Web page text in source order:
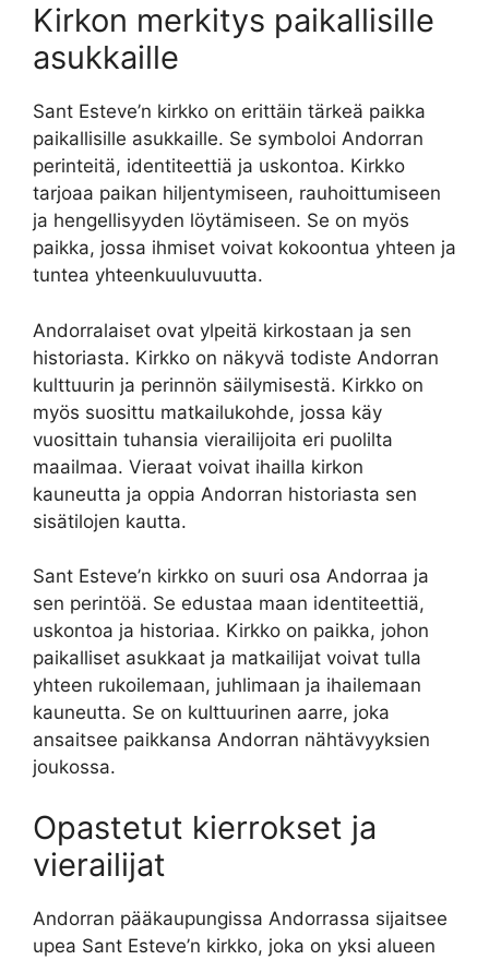
Kirkon merkitys paikallisille
asukkaille
Sant Esteve’n kirkko on erittäin tärkeä paikka
paikallisille asukkaille. Se symboloi Andorran
perinteitä, identiteettiä ja uskontoa. Kirkko
tarjoaa paikan hiljentymiseen, rauhoittumiseen
ja hengellisyyden löytämiseen. Se on myös
paikka, jossa ihmiset voivat kokoontua yhteen ja
tuntea yhteenkuuluvuutta.
Andorralaiset ovat ylpeitä kirkostaan ja sen
historiasta. Kirkko on näkyvä todiste Andorran
kulttuurin ja perinnön säilymisestä. Kirkko on
myös suosittu matkailukohde, jossa käy
vuosittain tuhansia vierailijoita eri puolilta
maailmaa. Vieraat voivat ihailla kirkon
kauneutta ja oppia Andorran historiasta sen
sisätilojen kautta.
Sant Esteve’n kirkko on suuri osa Andorraa ja
sen perintöä. Se edustaa maan identiteettiä,
uskontoa ja historiaa. Kirkko on paikka, johon
paikalliset asukkaat ja matkailijat voivat tulla
yhteen rukoilemaan, juhlimaan ja ihailemaan
kauneutta. Se on kulttuurinen aarre, joka
ansaitsee paikkansa Andorran nähtävyyksien
joukossa.
Opastetut kierrokset ja
vierailijat
Andorran pääkaupungissa Andorrassa sijaitsee
upea Sant Esteve’n kirkko, joka on yksi alueen